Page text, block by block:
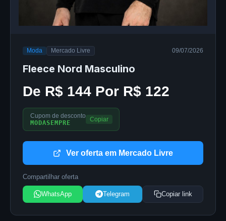
Moda Mercado Livre 09/07/2026
Fleece Nord Masculino
De R$ 144 Por R$ 122
Cupom de desconto
MODASEMPRE
Copiar
Ver oferta em Mercado Livre
Compartilhar oferta
WhatsApp Telegram Copiar link